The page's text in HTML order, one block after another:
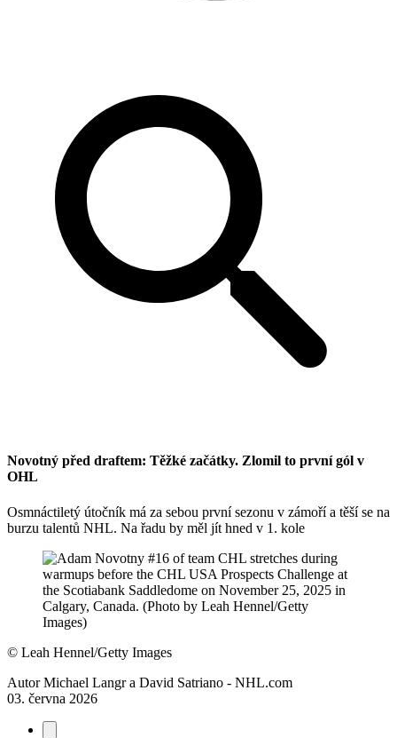
Novotný před draftem: Těžké začátky. Zlomil to první gól v
OHL
Osmnáctiletý útočník má za sebou první sezonu v zámoří a těší se na
burzu talentů NHL. Na řadu by měl jít hned v 1. kole
© Leah Hennel/Getty Images
Autor Michael Langr a David Satriano - NHL.com
03. června 2026